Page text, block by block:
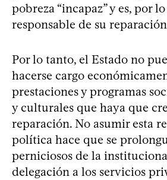
pobreza “incapaz” y es, por
responsable de su
Por lo tanto, el Estado no
hacerse cargo
prestaciones y programas
y culturales que haya que
reparación. No asumir esta
política hace que se
perniciosos de la
delegación a los servicios